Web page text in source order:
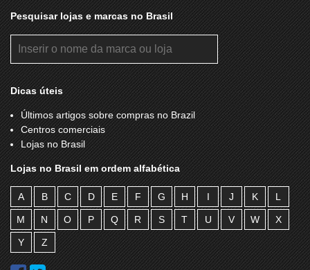
Pesquisar lojas e marcas no Brasil
Dicas úteis
Últimos artigos sobre compras no Brazil
Centros comerciais
Lojas no Brasil
Lojas no Brasil em ordem alfabética
A B C D E F G H I J K L
M N O P Q R S T U V W X
Y Z